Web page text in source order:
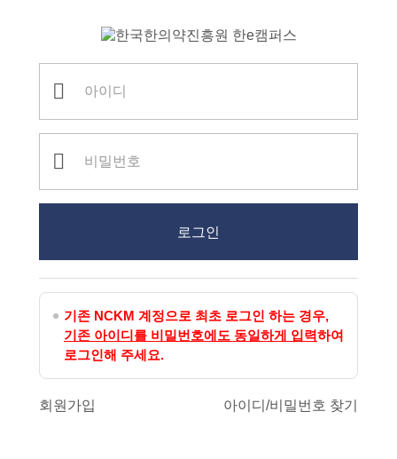
로그인
기존 NCKM 계정으로 최초 로그인 하는 경우,
기존 아이디를 비밀번호에도 동일하게 입력하여
로그인해 주세요.
회원가입 아이디/비밀번호 찾기